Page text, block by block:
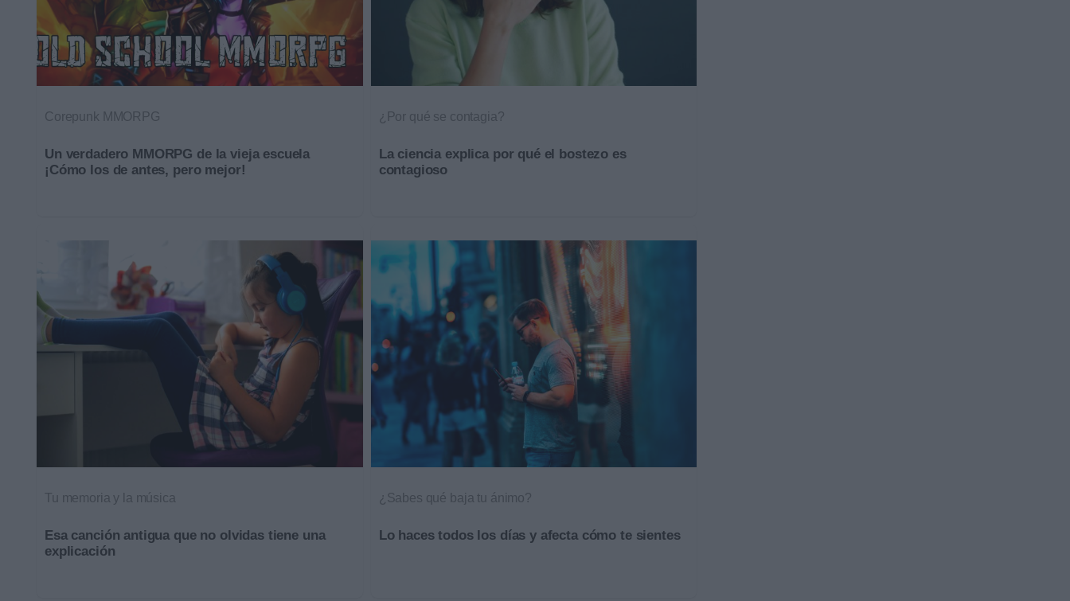
Corepunk MMORPG
Un verdadero MMORPG de la vieja escuela
¡Cómo los de antes, pero mejor!
¿Por qué se contagia?
La ciencia explica por qué el bostezo es
contagioso
Tu memoria y la música
Esa canción antigua que no olvidas tiene una
explicación
¿Sabes qué baja tu ánimo?
Lo haces todos los días y afecta cómo te sientes